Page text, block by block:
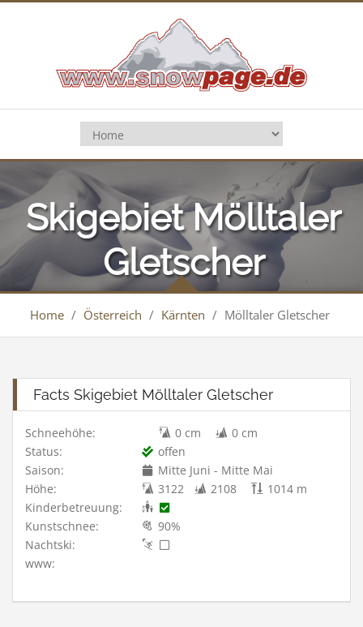
Skigebiet Mölltaler
Gletscher
Home / Österreich / Kärnten / Mölltaler Gletscher
Facts Skigebiet Mölltaler Gletscher
Schneehöhe: 0 cm
0 cm
Status:
offen
Saison:
Mitte Juni - Mitte Mai
Höhe:
3122 2108
1014 m
Kinderbetreuung:
Kunstschnee:
90%
Nachtski:
www: